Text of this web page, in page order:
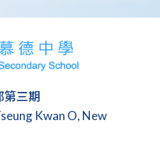
第三期
Kwan O, New